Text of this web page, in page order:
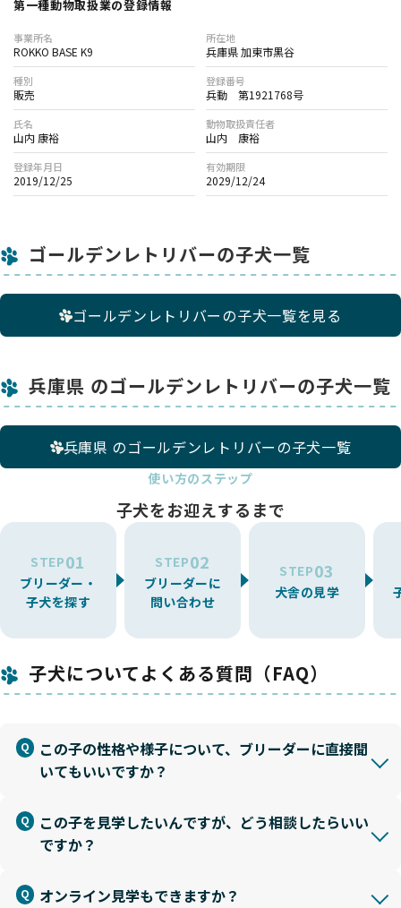
第一種動物取扱業の登録情報
事業所名
ROKKO BASE K9
所在地
兵庫県 加東市黒谷
種別
販売
登録番号
兵動 第1921768号
氏名
山内 康裕
動物取扱責任者
山内 康裕
登録年月日
2019/12/25
有効期限
2029/12/24
ゴールデンレトリバーの子犬一覧
ゴールデンレトリバーの子犬一覧を見る
兵庫県 のゴールデンレトリバーの子犬一覧
兵庫県 のゴールデンレトリバーの子犬一覧
使い方のステップ
子犬をお迎えするまで
STEP01
ブリーダー・
子犬を探す
STEP02
ブリーダーに
問い合わせ
STEP03
犬舎の見学
子犬についてよくある質問（FAQ）
この子の性格や様子について、ブリーダーに直接聞
いてもいいですか？
この子を見学したいんですが、どう相談したらいい
ですか？
オンライン見学もできますか？